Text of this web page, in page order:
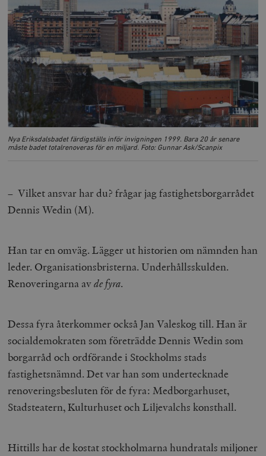
Nya Eriksdalsbadet färdigställs inför invigningen 1999. Bara 20 år senare
måste badet totalrenoveras för en miljard. Foto: Gunnar Ask/Scanpix
– Vilket ansvar har du? frågar jag fastighetsborgarrådet
Dennis Wedin (M).
Han tar en omväg. Lägger ut historien om nämnden han
leder. Organisationsbristerna. Underhållsskulden.
Renoveringarna avde fyra.
Dessa fyra återkommer också Jan Valeskog till. Han är
socialdemokraten som företrädde Dennis Wedin som
borgarråd och ordförande i Stockholms stads
fastighetsnämnd. Det var han som undertecknade
renoveringsbesluten för de fyra: Medborgarhuset,
Stadsteatern, Kulturhuset och Liljevalchs konsthall.
Hittills har de kostat stockholmarna hundratals miljoner